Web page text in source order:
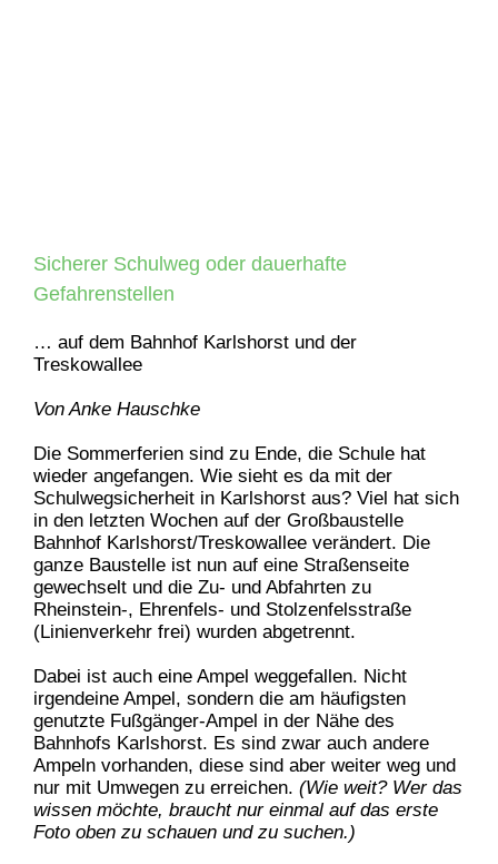
Sicherer Schulweg oder dauerhafte
Gefahrenstellen
… auf dem Bahnhof Karlshorst und der
Treskowallee
Von Anke Hauschke
Die Sommerferien sind zu Ende, die Schule hat
wieder angefangen. Wie sieht es da mit der
Schulwegsicherheit in Karlshorst aus? Viel hat sich
in den letzten Wochen auf der Großbaustelle
Bahnhof Karlshorst/Treskowallee verändert. Die
ganze Baustelle ist nun auf eine Straßenseite
gewechselt und die Zu- und Abfahrten zu
Rheinstein-, Ehrenfels- und Stolzenfelsstraße
(Linienverkehr frei) wurden abgetrennt.
Dabei ist auch eine Ampel weggefallen. Nicht
irgendeine Ampel, sondern die am häufigsten
genutzte Fußgänger-Ampel in der Nähe des
Bahnhofs Karlshorst. Es sind zwar auch andere
Ampeln vorhanden, diese sind aber weiter weg und
nur mit Umwegen zu erreichen. (Wie weit? Wer das
wissen möchte, braucht nur einmal auf das erste
Foto oben zu schauen und zu suchen.)